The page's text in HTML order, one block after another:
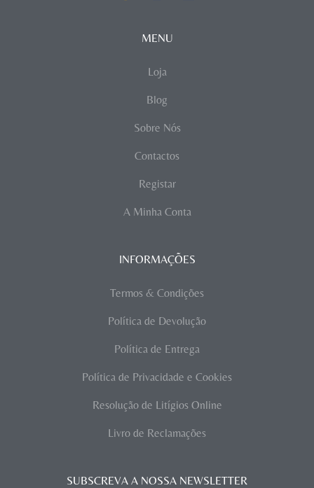
MENU
Loja
Blog
Sobre Nós
Contactos
Registar
A Minha Conta
INFORMAÇÕES
Termos & Condições
Política de Devolução
Política de Entrega
Política de Privacidade e Cookies
Resolução de Litígios Online
Livro de Reclamações
SUBSCREVA A NOSSA NEWSLETTER